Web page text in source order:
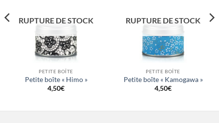
RUPTURE DE STOCK
PETITE BOÎTE
Petite boîte « Himo »
4,50€
RUPTURE DE STOCK
PETITE BOÎTE
Petite boîte « Kamogawa »
4,50€